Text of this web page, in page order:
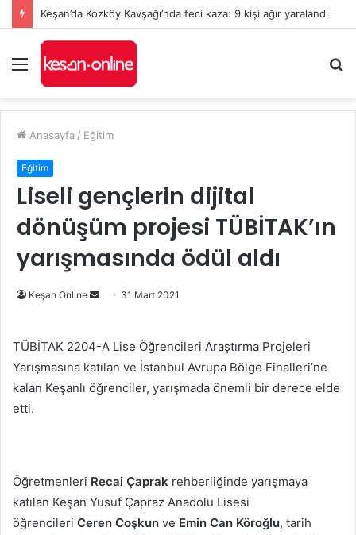
Keşan’da Kozköy Kavşağı’nda feci kaza: 9 kişi ağır yaralandı
Menü
...
Anasayfa / Eğitim
Eğitim
Liseli gençlerin dijital
dönüşüm projesi TÜBİTAK’ın
yarışmasında ödül aldı
Keşan Online
Bir
göndermek
31 Mart 2021
TÜBİTAK 2204-A Lise Öğrencileri Araştırma Projeleri
Yarışmasına katılan ve İstanbul Avrupa Bölge Finalleri’ne
kalan Keşanlı öğrenciler, yarışmada önemli bir derece elde
etti.
Öğretmenleri Recai Çaprak rehberliğinde yarışmaya
katılan Keşan Yusuf Çapraz Anadolu Lisesi
öğrencileri Ceren Coşkun ve Emin Can Köroğlu, tarih